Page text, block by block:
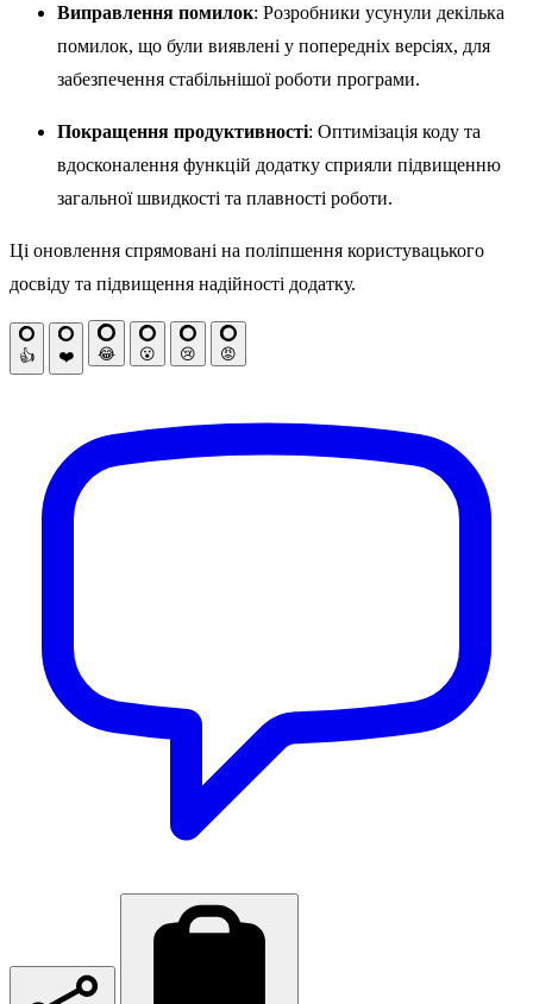
Виправлення помилок: Розробники усунули декілька
помилок, що були виявлені у попередніх версіях, для
забезпечення стабільнішої роботи програми.
Покращення продуктивності: Оптимізація коду та
вдосконалення функцій додатку сприяли підвищенню
загальної швидкості та плавності роботи.
Ці оновлення спрямовані на поліпшення користувацького
досвіду та підвищення надійності додатку.
👍 ❤️ 😂 😮 😢 😡